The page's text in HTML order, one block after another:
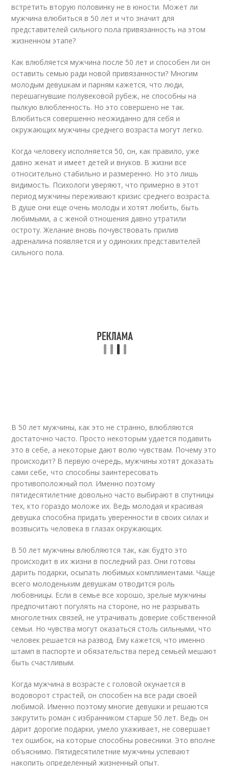
встретить вторую половинку не в юности. Может ли
мужчина влюбиться в 50 лет и что значит для
представителей сильного пола привязанность на этом
жизненном этапе?
Как влюбляется мужчина после 50 лет и способен ли он
оставить семью ради новой привязанности? Многим
молодым девушкам и парням кажется, что люди,
перешагнувшие полувековой рубеж, не способны на
пылкую влюбленность. Но это совершено не так.
Влюбиться совершенно неожиданно для себя и
окружающих мужчины среднего возраста могут легко.
Когда человеку исполняется 50, он, как правило, уже
давно женат и имеет детей и внуков. В жизни все
относительно стабильно и размеренно. Но это лишь
видимость. Психологи уверяют, что примерно в этот
период мужчины переживают кризис среднего возраста.
В душе они еще очень молоды и хотят любить, быть
любимыми, а с женой отношения давно утратили
остроту. Желание вновь почувствовать прилив
адреналина появляется и у одиноких представителей
сильного пола.
В 50 лет мужчины, как это не странно, влюбляются
достаточно часто. Просто некоторым удается подавить
это в себе, а некоторые дают волю чувствам. Почему это
происходит? В первую очередь, мужчины хотят доказать
сами себе, что способны заинтересовать
противоположный пол. Именно поэтому
пятидесятилетние довольно часто выбирают в спутницы
тех, кто гораздо моложе их. Ведь молодая и красивая
девушка способна придать уверенности в своих силах и
возвысить человека в глазах окружающих.
В 50 лет мужчины влюбляются так, как будто это
происходит в их жизни в последний раз. Они готовы
дарить подарки, осыпать любимых комплиментами. Чаще
всего молоденьким девушкам отводится роль
любовницы. Если в семье все хорошо, зрелые мужчины
предпочитают погулять на стороне, но не разрывать
многолетних связей, не утрачивать доверие собственной
семьи. Но чувства могут оказаться столь сильными, что
человек решается на развод. Ему кажется, что именно
штамп в паспорте и обязательства перед семьей мешают
быть счастливым.
Когда мужчина в возрасте с головой окунается в
водоворот страстей, он способен на все ради своей
любимой. Именно поэтому многие девушки и решаются
закрутить роман с избранником старше 50 лет. Ведь он
дарит дорогие подарки, умело ухаживает, не совершает
тех ошибок, на которые способны ровесники. Это вполне
объяснимо. Пятидесятилетние мужчины успевают
накопить определенный жизненный опыт.